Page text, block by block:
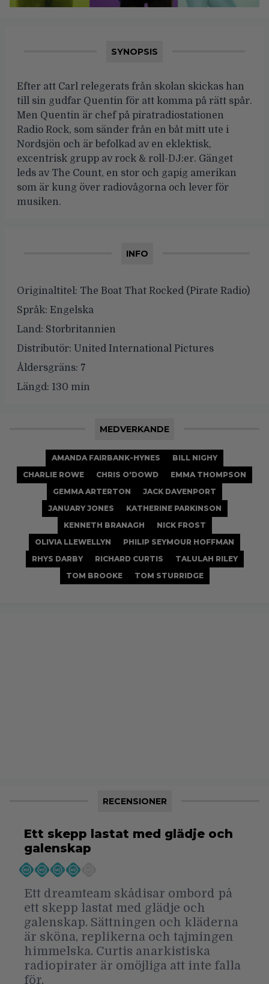
SYNOPSIS
Efter att Carl relegerats från skolan skickas han
till sin gudfar Quentin för att komma på rätt spår.
Men Quentin är chef på piratradiostationen
Radio Rock, som sänder från en båt mitt ute i
Nordsjön och är befolkad av en eklektisk,
excentrisk grupp av rock & roll-DJ:er. Gänget
leds av The Count, en stor och gapig amerikan
som är kung över radiovågorna och lever för
musiken.
INFO
Originaltitel: The Boat That Rocked (Pirate Radio)
Språk: Engelska
Land: Storbritannien
Distributör: United International Pictures
Åldersgräns: 7
Längd: 130 min
MEDVERKANDE
AMANDA FAIRBANK-HYNES
BILL NIGHY
CHARLIE ROWE
CHRIS O'DOWD
EMMA THOMPSON
GEMMA ARTERTON
JACK DAVENPORT
JANUARY JONES
KATHERINE PARKINSON
KENNETH BRANAGH
NICK FROST
OLIVIA LLEWELLYN
PHILIP SEYMOUR HOFFMAN
RHYS DARBY
RICHARD CURTIS
TALULAH RILEY
TOM BROOKE
TOM STURRIDGE
RECENSIONER
Ett skepp lastat med glädje och
galenskap
Ett dreamteam skådisar ombord på
ett skepp lastat med glädje och
galenskap. Sättningen och kläderna
är sköna, replikerna och tajmingen
himmelska. Curtis anarkistiska
radiopirater är omöjliga att inte falla
för.